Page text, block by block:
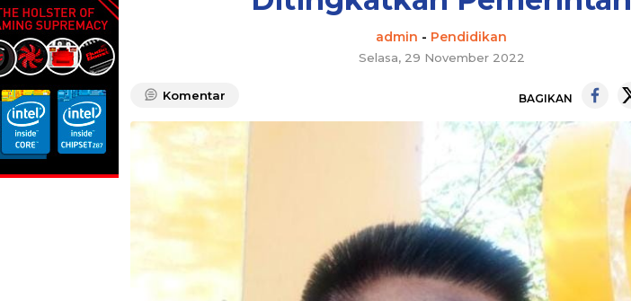
admin - Pendidikan
Selasa, 29 November 2022
Komentar BAGIKAN